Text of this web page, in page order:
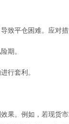
致平仓困难。应对
期。
行套利。
果。例如，若现货